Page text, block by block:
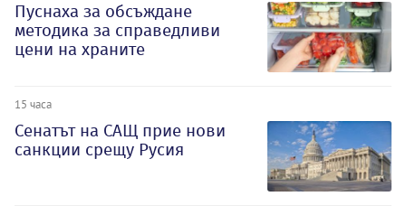
Пуснаха за обсъждане
методика за справедливи
цени на храните
15 часа
Сенатът на САЩ прие нови
санкции срещу Русия